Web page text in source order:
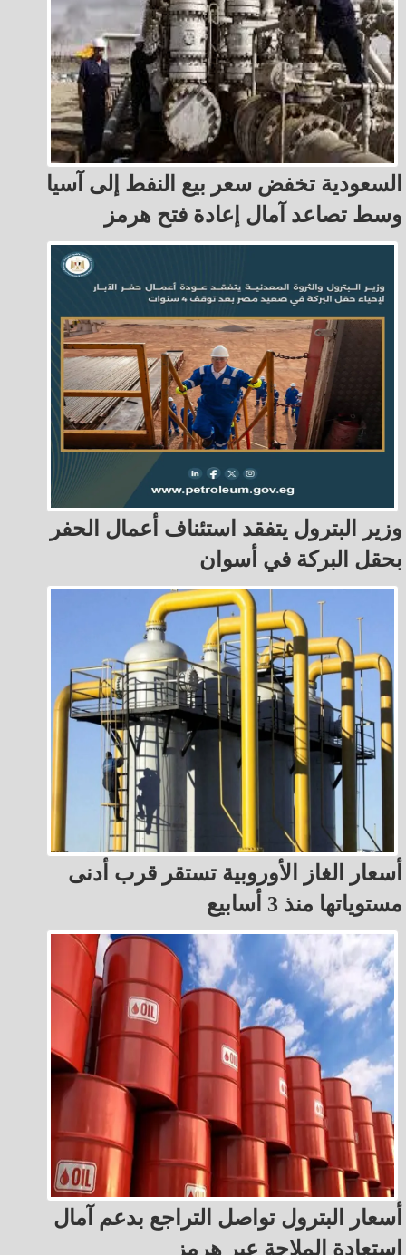
السعودية تخفض سعر بيع النفط إلى آسيا
وسط تصاعد آمال إعادة فتح هرمز
وزير البترول يتفقد استئناف أعمال الحفر
بحقل البركة في أسوان
أسعار الغاز الأوروبية تستقر قرب أدنى
مستوياتها منذ 3 أسابيع
أسعار البترول تواصل التراجع بدعم آمال
استعادة الملاحة عبر هرمز